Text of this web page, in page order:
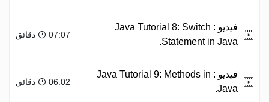
فيديو : Java Tutorial 8: Switch
Statement in Java.
07:07 دقائق
فيديو : Java Tutorial 9: Methods in
Java.
06:02 دقائق